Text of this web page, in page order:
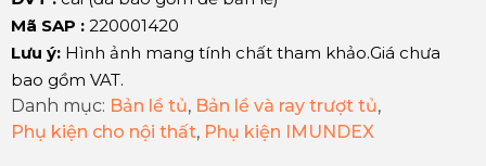
Danh mục: Bản lề tủ, Bản lề và ray trượt tủ,
Phụ kiện cho nội thất, Phụ kiện IMUNDEX
Mã SAP : 220001420
Lưu ý: Hình ảnh mang tính chất tham khảo.Giá chưa
bao gồm VAT.